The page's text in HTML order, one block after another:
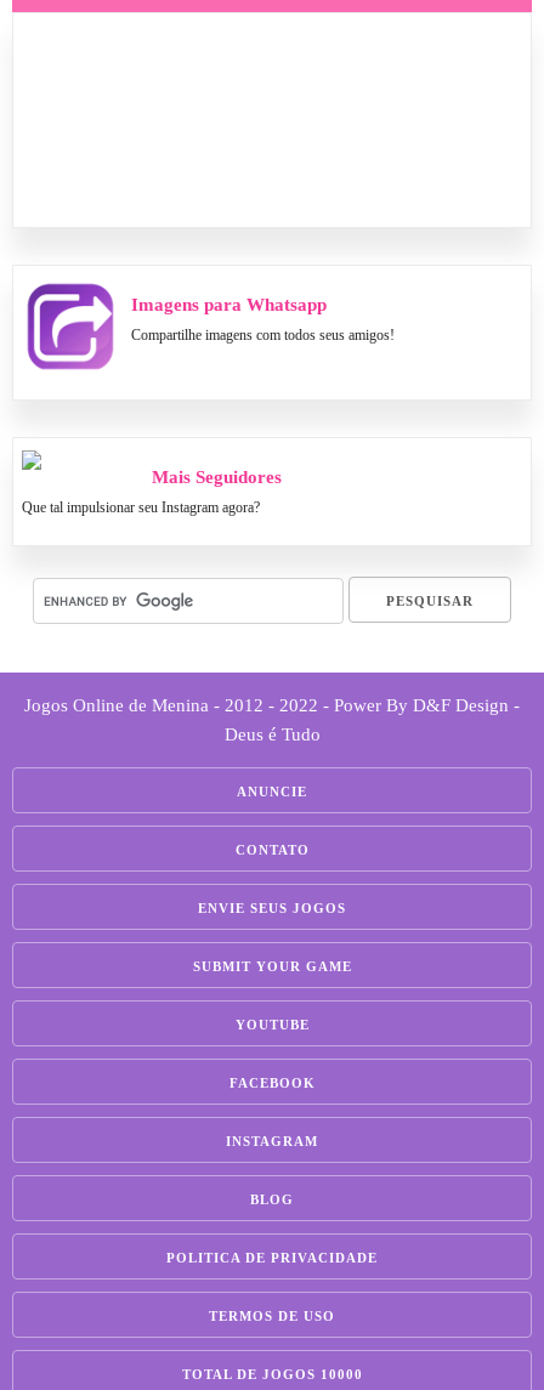
Imagens para Whatsapp
Compartilhe imagens com todos seus amigos!
Mais Seguidores
Que tal impulsionar seu Instagram agora?
Jogos Online de Menina - 2012 - 2022 - Power By D&F Design -
Deus é Tudo
ANUNCIE
CONTATO
ENVIE SEUS JOGOS
SUBMIT YOUR GAME
YOUTUBE
FACEBOOK
INSTAGRAM
BLOG
POLITICA DE PRIVACIDADE
TERMOS DE USO
TOTAL DE JOGOS 10000